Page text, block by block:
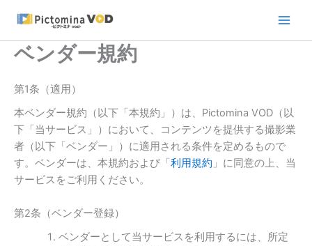
を
ベンダー規約
第1条（適用）
本ベンダー規約（以下「本規約」）は、Pictomina VOD（以
下「当サービス」）において、コンテンツを提供する撮影業
者（以下「ベンダー」）に適用される条件を定めるもので
す。ベンダーは、本規約および「利用規約 」に同意の上、当
サービスをご利用ください。
第2条（ベンダー登録）
ベンダーとして当サービスを利用するには、所定